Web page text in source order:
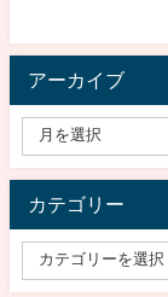
アーカイブ
カテゴリー